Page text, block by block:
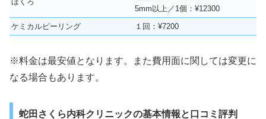
5mm以上／1個：¥12300
ケミカルピーリング
１回：¥7200
※料金は最安値となります。また費用面に関しては変更に
なる場合もあります。
蛇田さくら内科クリニックの基本情報と口コミ評判